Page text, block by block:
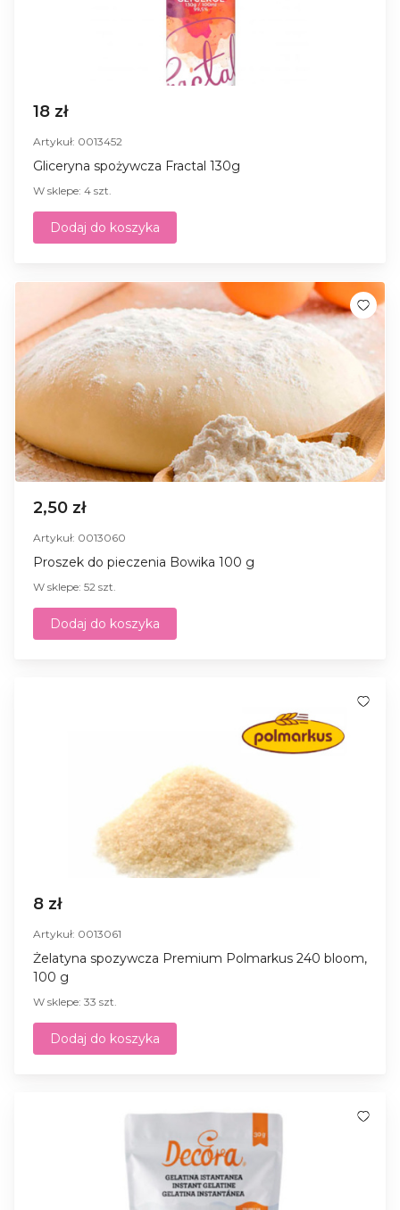
18 zł
Artykuł: 0013452
Gliceryna spożywcza Fractal 130g
W sklepe: 4 szt.
Dodaj do koszyka
2,50 zł
Artykuł: 0013060
Proszek do pieczenia Bowika 100 g
W sklepe: 52 szt.
Dodaj do koszyka
8 zł
Artykuł: 0013061
Żelatyna spozywcza Premium Polmarkus 240 bloom,
100 g
W sklepe: 33 szt.
Dodaj do koszyka